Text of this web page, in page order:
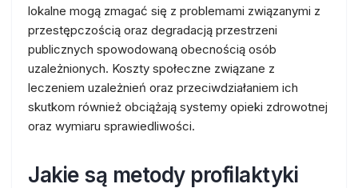
lokalne mogą zmagać się z problemami związanymi z
przestępczością oraz degradacją przestrzeni
publicznych spowodowaną obecnością osób
uzależnionych. Koszty społeczne związane z
leczeniem uzależnień oraz przeciwdziałaniem ich
skutkom również obciążają systemy opieki zdrowotnej
oraz wymiaru sprawiedliwości.
Jakie są metody profilaktyki